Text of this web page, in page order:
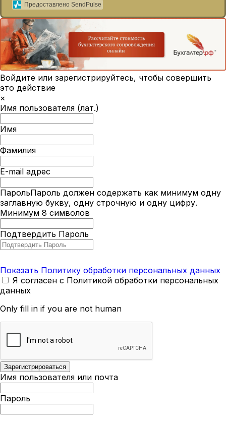
Предоставлено SendPulse
Войдите или зарегистрируйтесь, чтобы совершить
это действие
×
Имя пользователя (лат.)
Имя
Фамилия
E-mail адрес
ПарольПароль должен содержать как минимум одну
заглавную букву, одну строчную и одну цифру.
Минимум 8 символов
Подтвердить Пароль
Показать Политику обработки персональных данных
Я согласен с Политикой обработки персональных
данных
Only fill in if you are not human
Имя пользователя или почта
Пароль